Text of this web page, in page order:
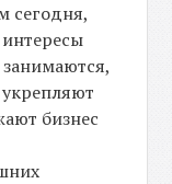
сегодня,
бизнес